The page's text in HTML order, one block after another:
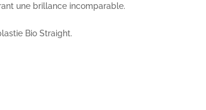
une brillance incomparable.
Bio Straight.